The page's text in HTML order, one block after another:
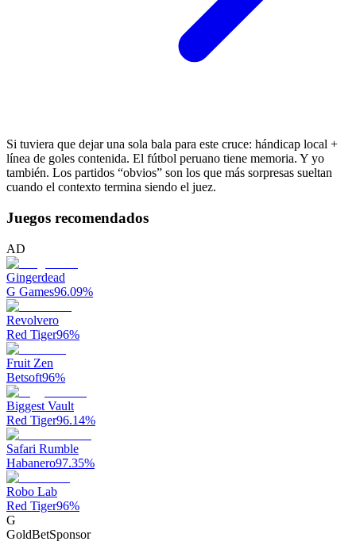
Si tuviera que dejar una sola bala para este cruce: hándicap local +
línea de goles contenida. El fútbol peruano tiene memoria. Y yo
también. Los partidos “obvios” son los que más sorpresas sueltan
cuando el contexto termina siendo el juez.
Juegos recomendados
AD
Gingerdead
G Games96.09%
Revolvero
Red Tiger96%
Fruit Zen
Betsoft96%
Biggest Vault
Red Tiger96.14%
Safari Rumble
Habanero97.35%
Robo Lab
Red Tiger96%
G
GoldBetSponsor